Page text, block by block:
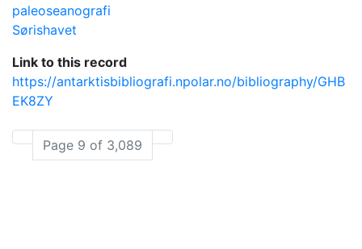
paleoseanografi
Sørishavet
Link to this record
https://antarktisbibliografi.npolar.no/bibliography/GHB
EK8ZY
Page 9 of 3,089